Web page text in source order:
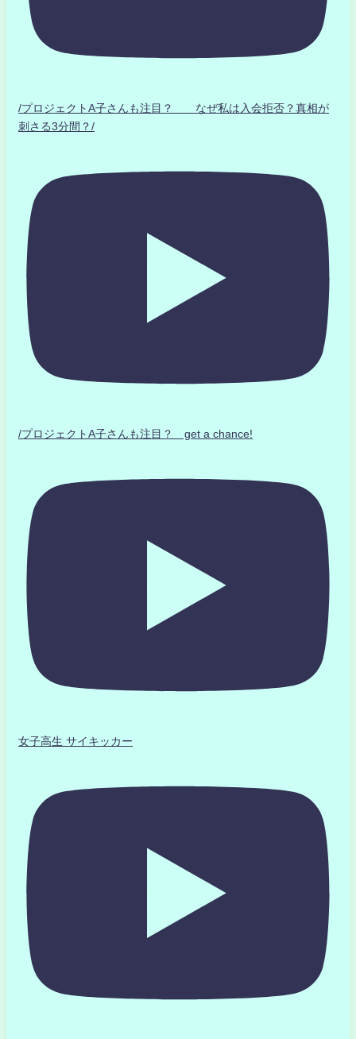
/プロジェクトA子さんも注目？ なぜ私は入会拒否？真相が
刺さる3分間？/
/プロジェクトA子さんも注目？ get a chance!
女子高生 サイキッカー